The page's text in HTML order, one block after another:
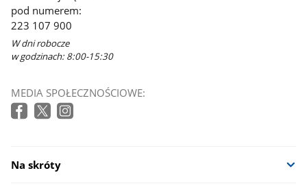
pod numerem:
223 107 900
W dni robocze
w godzinach: 8:00-15:30
MEDIA SPOŁECZNOŚCIOWE:
Na skróty